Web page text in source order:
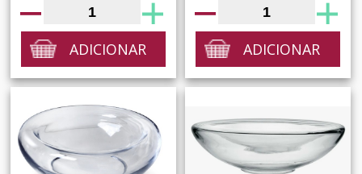
ADICIONAR ADICIONAR